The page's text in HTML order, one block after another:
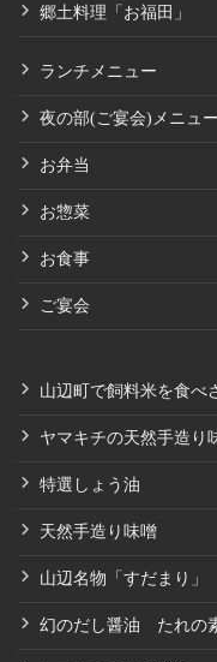
郷土料理「お福田」
ランチメニュー
夜の部(ご宴会)メニュー
お弁当
お惣菜
お食事
ご宴会
山辺町で飼料米を食べ
ヤマキチの天然手造り
特選しょう油
天然手造り味噌
山辺名物「すだまり」
幻のだし醤油 たれの